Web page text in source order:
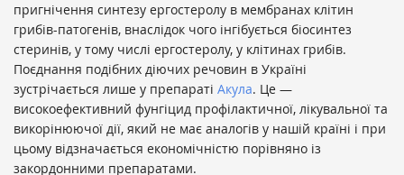
пригнічення синтезу ергостеролу в мембранах клітин
грибів-патогенів, внаслідок чого інгібується біосинтез
стеринів, у тому числі ергостеролу, у клітинах грибів.
Поєднання подібних діючих речовин в Україні
зустрічається лише у препараті Акула. Це —
високоефективний фунгіцид профілактичної, лікувальної та
викорінюючої дії, який не має аналогів у нашій країні і при
цьому відзначається економічністю порівняно із
закордонними препаратами.